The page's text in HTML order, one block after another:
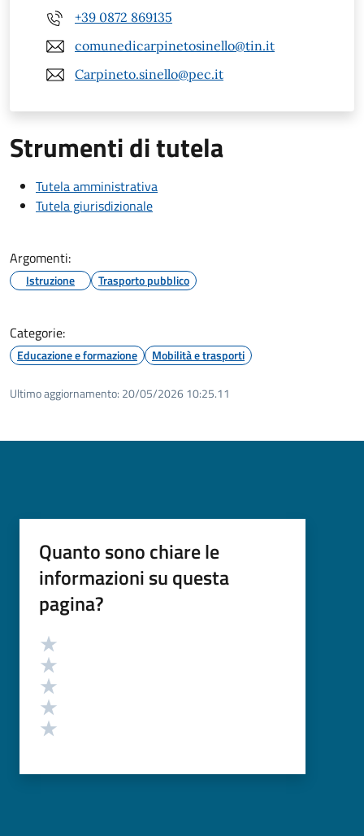
+39 0872 869135
comunedicarpinetosinello@tin.it
Carpineto.sinello@pec.it
Strumenti di tutela
Tutela amministrativa
Tutela giurisdizionale
Argomenti:
Istruzione Trasporto pubblico
Categorie:
Educazione e formazione Mobilità e trasporti
Ultimo aggiornamento: 20/05/2026 10:25.11
Quanto sono chiare le
informazioni su questa
pagina?
Valutazione